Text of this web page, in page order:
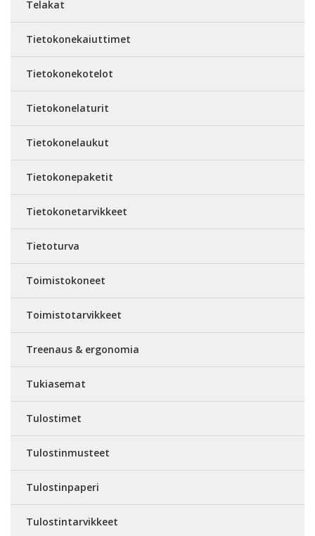
Telakat
Tietokonekaiuttimet
Tietokonekotelot
Tietokonelaturit
Tietokonelaukut
Tietokonepaketit
Tietokonetarvikkeet
Tietoturva
Toimistokoneet
Toimistotarvikkeet
Treenaus & ergonomia
Tukiasemat
Tulostimet
Tulostinmusteet
Tulostinpaperi
Tulostintarvikkeet